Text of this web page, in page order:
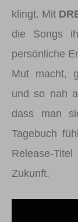
klingt. Mit
die Songs
persönliche
Mut macht,
und so nah
dass man
Tagebuch
Release-
Zukunft.